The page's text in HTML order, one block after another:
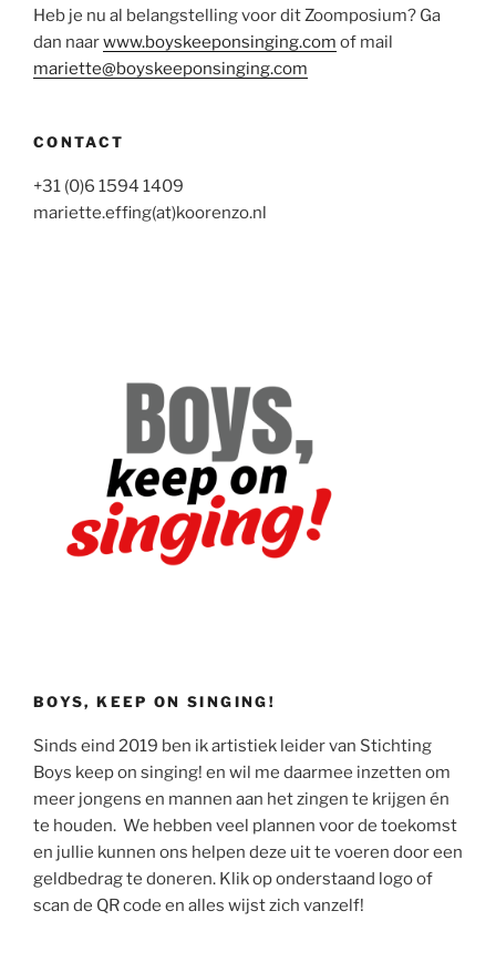
Heb je nu al belangstelling voor dit Zoomposium? Ga
dan naarwww.boyskeeponsinging.com of mail
mariette@boyskeeponsinging.com
CONTACT
+31 (0)6 1594 1409
mariette.effing(at)koorenzo.nl
BOYS, KEEP ON SINGING!
Sinds eind 2019 ben ik artistiek leider van Stichting
Boys keep on singing! en wil me daarmee inzetten om
meer jongens en mannen aan het zingen te krijgen én
te houden. We hebben veel plannen voor de toekomst
en jullie kunnen ons helpen deze uit te voeren door een
geldbedrag te doneren. Klik op onderstaand logo of
scan de QR code en alles wijst zich vanzelf!